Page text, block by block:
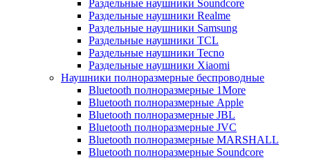
Раздельные наушники Soundcore
Раздельные наушники Realme
Раздельные наушники Samsung
Раздельные наушники TCL
Раздельные наушники Tecno
Раздельные наушники Xiaomi
Наушники полноразмерные беспроводные
Bluetooth полноразмерные 1More
Bluetooth полноразмерные Apple
Bluetooth полноразмерные JBL
Bluetooth полноразмерные JVC
Bluetooth полноразмерные MARSHALL
Bluetooth полноразмерные Soundcore